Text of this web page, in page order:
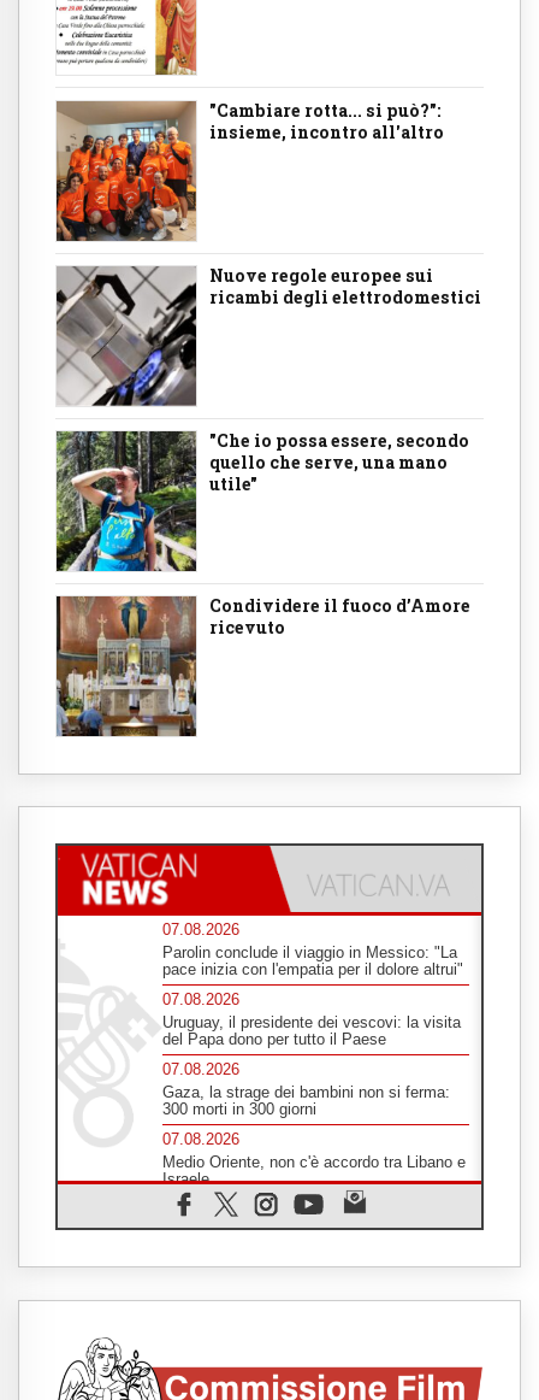
"Cambiare rotta... si può?":
insieme, incontro all'altro
Nuove regole europee sui
ricambi degli elettrodomestici
"Che io possa essere, secondo
quello che serve, una mano
utile"
Condividere il fuoco d’Amore
ricevuto
07.08.2026
Parolin conclude il viaggio in Messico: "La
pace inizia con l'empatia per il dolore altrui"
07.08.2026
Uruguay, il presidente dei vescovi: la visita
del Papa dono per tutto il Paese
07.08.2026
Gaza, la strage dei bambini non si ferma:
300 morti in 300 giorni
07.08.2026
Medio Oriente, non c'è accordo tra Libano e
Israele
06.08.2026
Il responsabile del "Go! Franciscan Youth
In un minuto la visita di Papa Leone XIV ad
È morto Francesco Guccini, Salvarani: "Ci
ha interpretato come pochissimi altri"